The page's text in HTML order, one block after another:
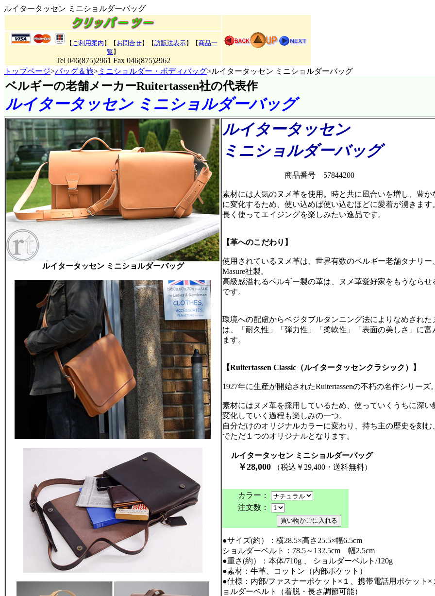
ルイタータッセン ミニショルダーバッグ
【 ご利用案内 】【 お問合せ】【訪販法表示】 【商品一
覧 】
Tel 046(875)2961 Fax 046(875)2962
トップページ>バッグ＆旅> ミニショルダー・ボディバッグ>ルイタータッセン ミニショルダーバッグ
ベルギーの老舗メーカーRuitertassen社の代表作
ルイタータッセン ミニショルダーバッグ
ルイタータッセン ミニショルダーバッグ
ルイタータッセン
ミニショルダーバッグ
商品番号 57844200
素材には人気のヌメ革を使用。時と共に風合いを増し、豊か
に変化するため、使い込めば使い込むほどに愛着が湧きます
長く使ってエイジングを楽しみたい逸品です。
【革へのこだわり】
使用されているヌメ革は、世界有数のベルギー老舗タナリー
Masure社製。
高級感溢れるベルギー製の革は、ヌメ革愛好家をもうならせ
です。
環境への配慮からベジタブルタンニング法によりなめされた
は、「耐久性」「弾力性」「柔軟性」「表面の美しさ」に富
ます。
【Ruitertassen Classic（ルイタータッセンクラシック）】
1927年に生産が開始されたRuitertassenの不朽の名作シリーズ
素材にはヌメ革を採用しているため、使っていくうちに深い
変化していく過程も楽しみの一つ。
自分だけのオリジナルカラーに変わり、持ち主の歴史を刻む
でただ１つのオリジナルとなります。
ルイタータッセン ミニショルダーバッグ
￥28,000 （税込￥29,400・送料無料）
カラー：
注文数：
●サイズ(約）：横28.5×高さ25.5×幅6.5cm
ショルダーベルト：78.5～132.5cm 幅2.5cm
●重さ(約）：本体/710g 、 ショルダーベルト/120g
●素材：牛革、コットン（内部ポケット）
●仕様：内部/ファスナーポケット×１、携帯電話用ポケット×
ョルダーベルト（着脱・長さ調節可能）